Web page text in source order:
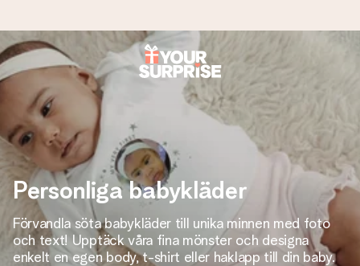
Beställ idag, skickas inom 1 arbetsdag
Vi skapar din gåva med omsorg och skickar den blixtsnabbt
– så att du kan ge den i precis rätt tid, när det betyder som
mest.
4,6 (baserat på +15 000 recensioner)
Våra gåvor inspirerar. Kunder ger oss 4,6 på Google
Reviews.
Personliga babykläder
Förvandla söta babykläder till unika minnen med foto
och text! Upptäck våra fina mönster och designa
enkelt en egen body, t-shirt eller haklapp till din baby.